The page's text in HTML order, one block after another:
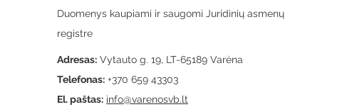
Duomenys kaupiami ir saugomi Juridinių asmenų
registre
Adresas: Vytauto g. 19, LT-65189 Varėna
Telefonas: +370 659 43303
El. paštas: info@varenosvb.lt